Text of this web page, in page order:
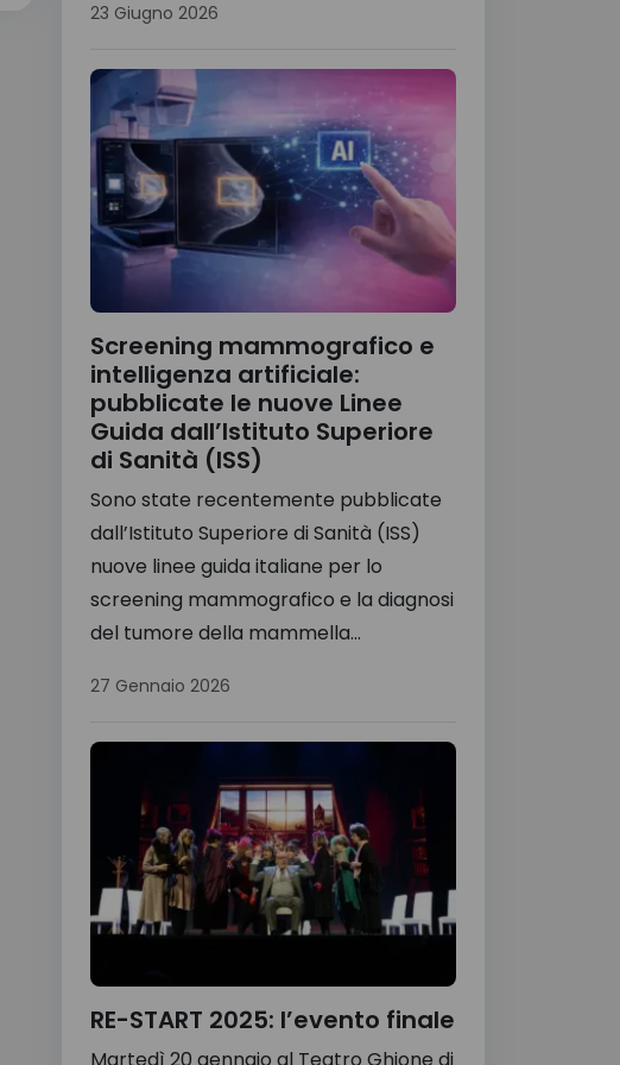
23 Giugno 2026
Screening mammografico e
intelligenza artificiale:
pubblicate le nuove Linee
Guida dall’Istituto Superiore
di Sanità (ISS)
Sono state recentemente pubblicate
dall’Istituto Superiore di Sanità (ISS)
nuove linee guida italiane per lo
screening mammografico e la diagnosi
del tumore della mammella...
27 Gennaio 2026
RE-START 2025: l’evento finale
Martedì 20 gennaio al Teatro Ghione di